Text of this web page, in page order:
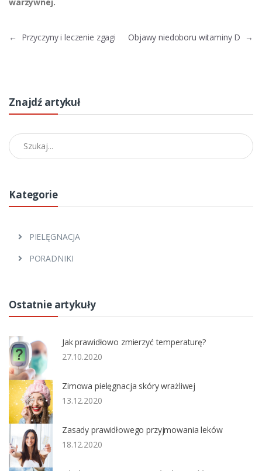
← Przyczyny i leczenie zgagi Objawy niedoboru witaminy D →
Znajdź artykuł
Znajdź artykuł
Kategorie
PIELĘGNACJA
PORADNIKI
Ostatnie artykuły
Jak prawidłowo zmierzyć temperaturę?
27.10.2020
Zimowa pielęgnacja skóry wrażliwej
13.12.2020
Zasady prawidłowego przyjmowania leków
18.12.2020